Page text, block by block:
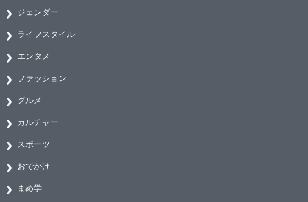
ジェンダー
ライフスタイル
エンタメ
ファッション
グルメ
カルチャー
スポーツ
おでかけ
まめ学